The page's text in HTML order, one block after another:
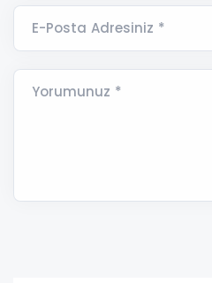
E-Posta Adresiniz *
Yorumunuz *